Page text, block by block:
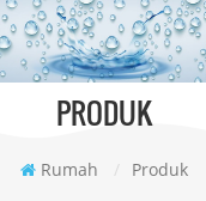
PRODUK
Rumah / Produk